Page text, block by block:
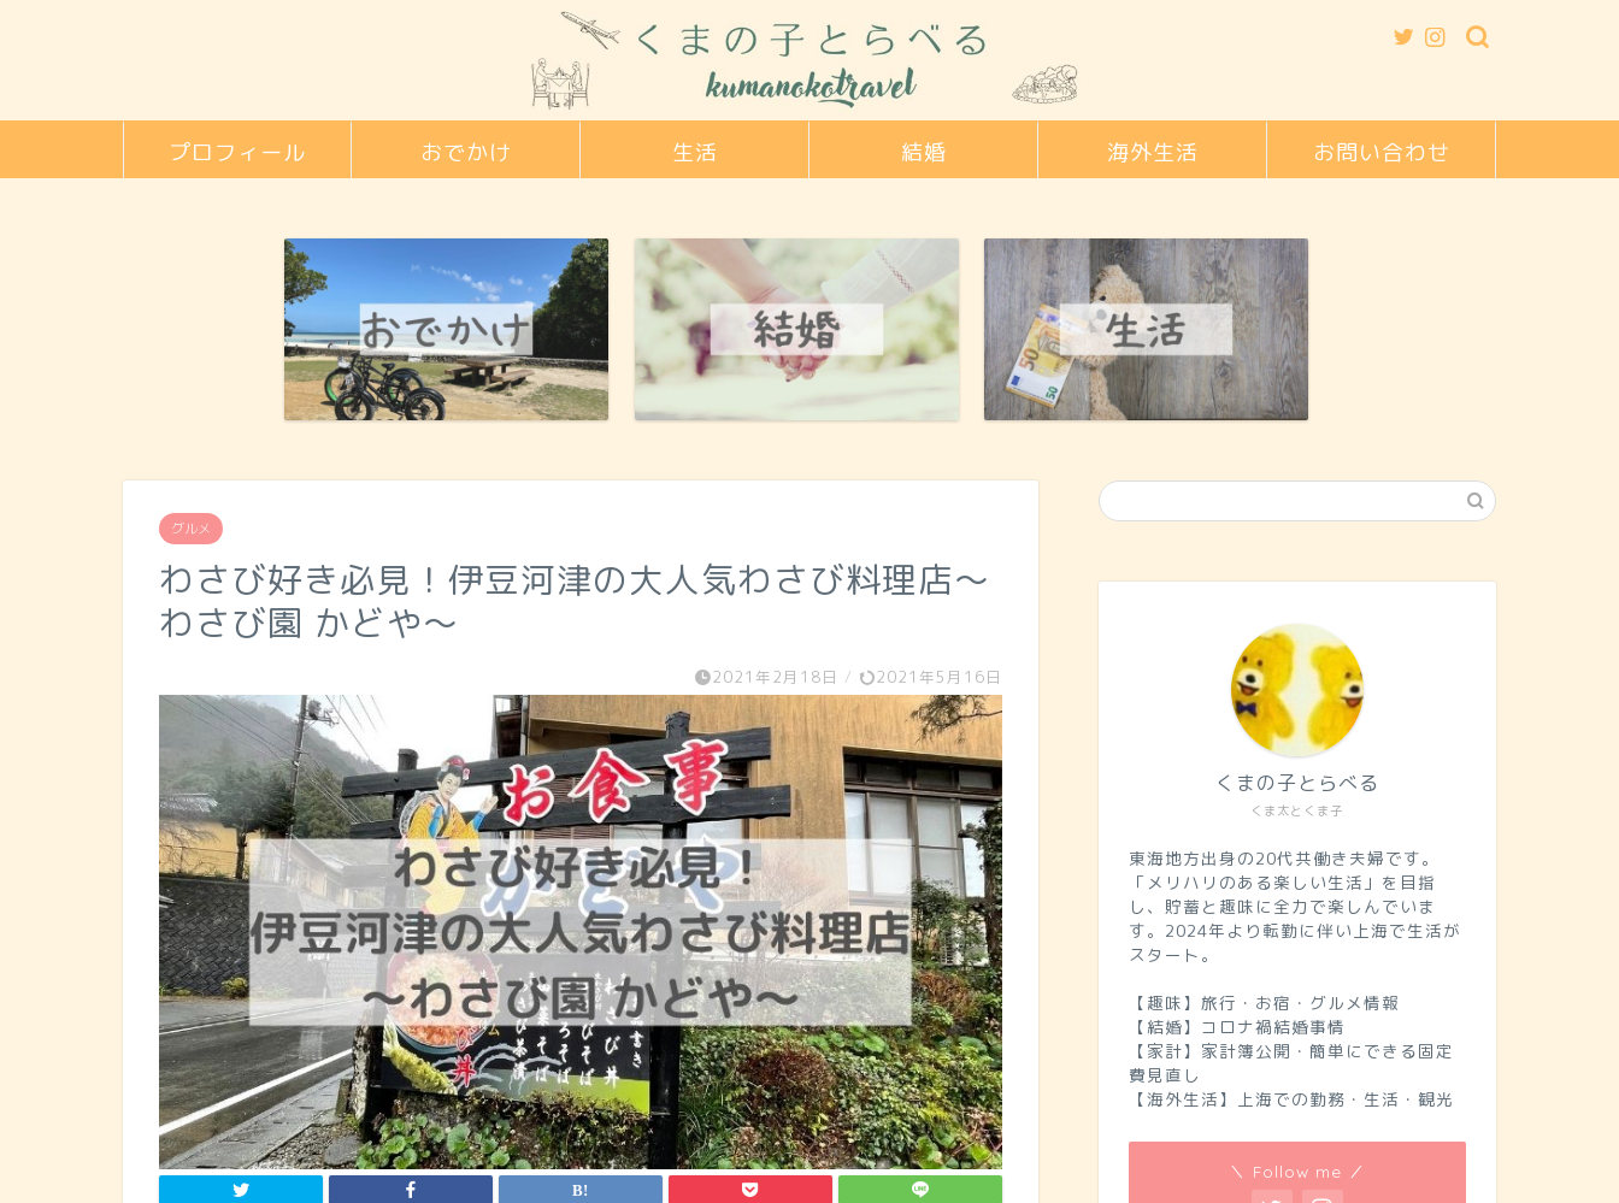
プロフィール おでかけ 生活 結婚 海外生活 お問い合わせ
グルメ
わさび好き必見！伊豆河津の大人気わさび料理店～
わさび園 かどや～
2021年2月18日 / 2021年5月16日
くま太とくま子
くまの子とらべる
東海地方出身の20代共働き夫婦です。
「メリハリのある楽しい生活」を目指
し、貯蓄と趣味に全力で楽しんでいま
す。2024年より転勤に伴い上海で生活が
スタート。
【趣味】旅行・お宿・グルメ情報
【結婚】コロナ禍結婚事情
【家計】家計簿公開・簡単にできる固定
費見直し
【海外生活】上海での勤務・生活・観光
＼ Follow me ／